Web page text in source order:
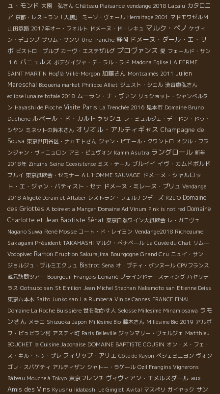
ュ・モンド 大園 弘さん Château Plaisance vendange 2018 Lapalu カタロニ
ア 京都・レストラン「大鵬」 ミーゾ・ヴェール Hermitage 2001 マドモワゼルＭ
山田恭路 2017年オー・フォルト ドメーヌ・ド・レキュ マルク・ぺノ ケヴィ
ン・デコンブ プリム・サンソ Une Tranche 静岡 ドメーヌ・ダール・エ・リ
ボ ビストロ・プルプ カーヴ・エステザルグ プロヴァンス 愛 フェールド・サン
１６ バニュルス ボデグイジャ・デ・ラル・ラド Madona Eglise LA FERME
SAINT MARTIN Hop'là Villié-Morgon 加藤さん Montcalmès 2011 Julien
Mareschal Boqueria market Philippe Alliet ジュスト・シエル 渋谷康弘さん
eclipse lunaire totale 2018 ムーラン・ナ・ヴァン リュショット・シャンベルタ
ン Hayashi de Pioche Visite Paris La Trenchée 2016 見本市 Domaine Bruno
Duchene ルペール・ド・カルトゥッシュ レ・ミュルジェ・デ・ドン・ドゥ・
シヤン ミネットの鈴木さん オリオル・アルティギャス Champagne de
Sousa 東京世田谷区・ナカモトさん ジャン・ピエール・クワントロ オジル・フラ
ンジャン・ヴィニュロン アミ・ビュヴォン Kamm Asutra ラングロール 新年
2018年 Zinzins Seine Coexistence ミス・テール ブルイイ イヴ・カムドボルド
ブルイ 東京試飲会・セミナー A L’HOMME SAUVAGE ドメーヌ・シャルロッ
ト・エ・ジャン・バティスト・セナ ドメーヌ・ミレーヌ・ブリュ Vendange
2018 Aligoté Derain et Altaber レストラン・フェルナンデーズ R2L'O Domaine
des Griottes A boire et a Manger Domaine Ad Vinum Pink is not red Domaine
Charlotte et Jean Baptiste Sénat 東京自然ワイン大試飲会 レ・ガニヴェ
Nagano Suwa René Mosse コート・ド・レイヨン Vendange2018 Richeaume
Sakagami Président TAKAHASHI マルク・ぺナベール La Cuvée du Chat リムー
Vodopivec Ramon Eruption Sakurajima Bourgogne Grand Cru ニュイ・サン・
ジョルジュ・プルミエクリュ Bistrot Sena オ・プティ・ボンヌール CPVフランス
蔵元訪問ツアー Bourgeuil François Lemarié ブラインドテースティング ハヤリテ
ラス Ootsubo san St Emilion Jean Michel Stephan Nakamoto san Etienne Deiss
東京六本木 Saito Junko san La Rumbera Vin de Cannes FRANCE FINAL
Domaine La Roche Buissière 世を動かす人 Selosse Millesime Minamiosawa ラモ
ンさん メラニ Shizuoka Japon Millésime Bio 藤木さん Millésime Bio 2019 アルボ
ワ・ピュピラン村 アスティ町 Paris Belleville ジャンマリー・ヴェルジェ Matthieu
BOUCHET la Cuisine Japonaise DOMAINE BAPTISTE COUSIN オン・メ・フェ・
ス・キル・トゥ・プレ フィリップ・アリエ Côte de Rayon ペシェミニヨン ヴォン
ゴレ・スパゲティ アルティザン シャトー・ラゲール Ozil Frangins Vignerons
Bâteau Mouche à Tokyo 東京フレンチ ヴィヴィアン・エメルスダール aux
Amis des Vins Kyushu Iidabashi Le Ginglet Avital マスぺリ ガイヤック サン